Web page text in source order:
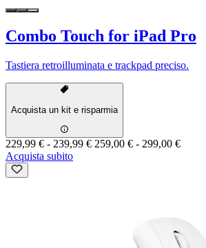
Combo Touch for iPad Pro
Tastiera retroilluminata e trackpad preciso.
Acquista un kit e risparmia
229,99 € - 239,99 € 259,00 € - 299,00 €
Acquista subito